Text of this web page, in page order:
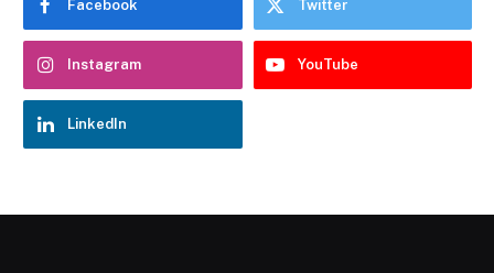
Facebook Twitter
Instagram YouTube
LinkedIn